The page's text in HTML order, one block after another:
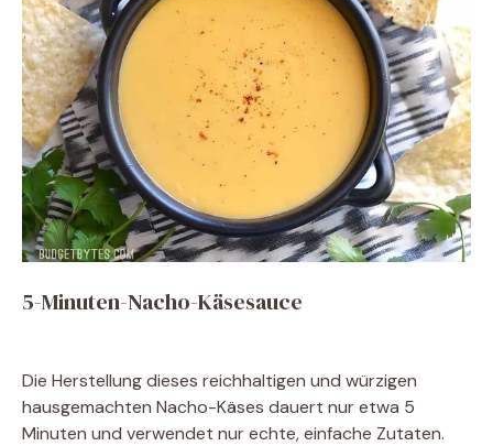
5-Minuten-Nacho-Käsesauce
Die Herstellung dieses reichhaltigen und würzigen
hausgemachten Nacho-Käses dauert nur etwa 5
Minuten und verwendet nur echte, einfache Zutaten.